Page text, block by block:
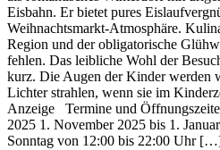
Eisbahn. Er bietet pures
Weihnachtsmarkt-Atmosphäre.
Region und der obligatorische
fehlen. Das leibliche Wohl der
kurz. Die Augen der Kinder werden
Lichter strahlen, wenn sie im
Anzeige Termine und
2025 1. November 2025 bis 1.
Sonntag von 12:00 bis 22:00 Uhr